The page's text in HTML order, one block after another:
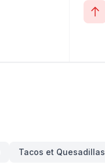
Tacos et Quesadillas